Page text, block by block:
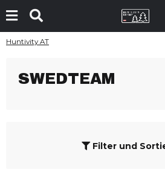
Huntivity AT
SWEDTEAM
Filter und